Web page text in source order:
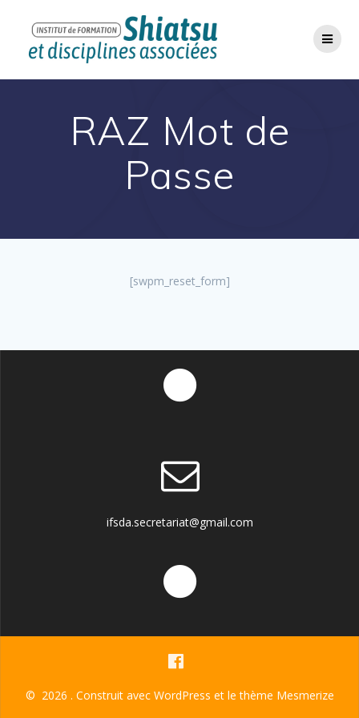
au
contenu
RAZ Mot de
Passe
[swpm_reset_form]
ifsda.secretariat@gmail.com
© 2026 . Construit avec WordPress et lethème Mesmerize